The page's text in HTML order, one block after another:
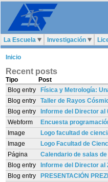
La Escuela Investigación
Inicio
Recent posts
Tipo
Post
Blog entry
Física y Metrología:
Blog entry
Taller de Rayos
Blog entry
Informe del Director al
Webform
Encuesta
Image
Logo facultad de
Image
Logo Facultad de
Página
Calendario de salas
Blog entry
Informe del Director al
Blog entry
PRESENTACIÓN